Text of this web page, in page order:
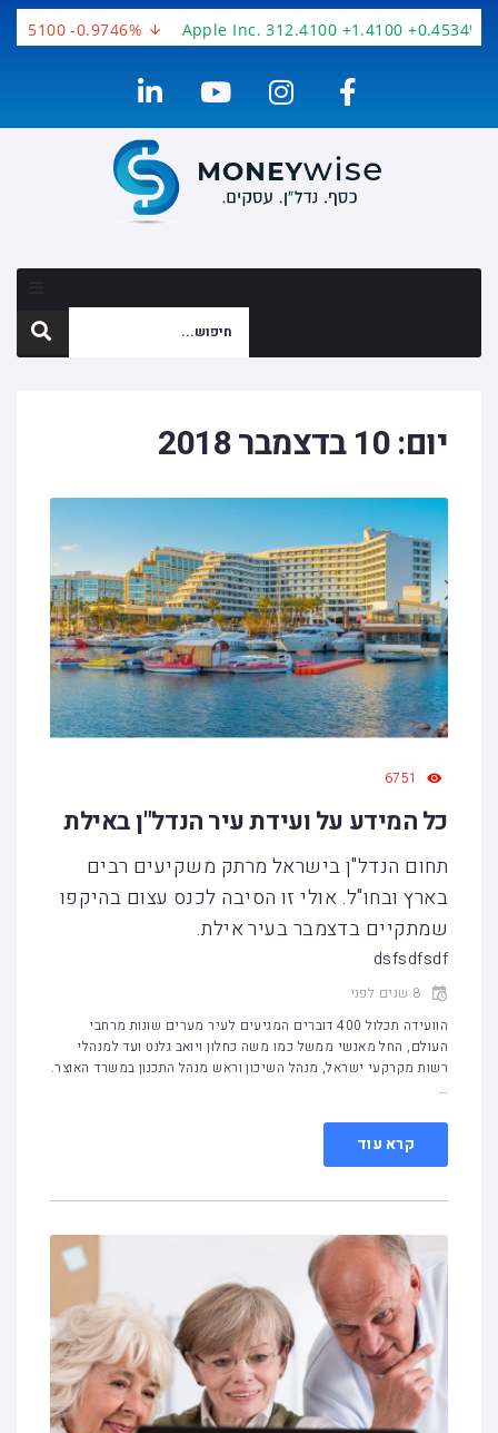
-0.9746% Apple Inc. 312.4100 +1.4100 +0.4534%
יום:10 בדצמבר 2018
6751
כל המידע על ועידת עיר הנדל"ן באילת
תחום הנדל"ן בישראל מרתק משקיעים רבים
בארץ ובחו"ל. אולי זו הסיבה לכנס עצום בהיקפו
שמתקיים בדצמבר בעיר אילת.
dsfsdfsdf
8 שנים לפני
הוועידה תכלול 400 דוברים המגיעים לעיר מערים שונות מרחבי
העולם, החל מאנשי ממשל כמו משה כחלון ויואב גלנט ועד למנהלי
רשות מקרקעי ישראל, מנהל השיכון וראש מנהל התכנון במשרד האוצר.
…
קרא עוד